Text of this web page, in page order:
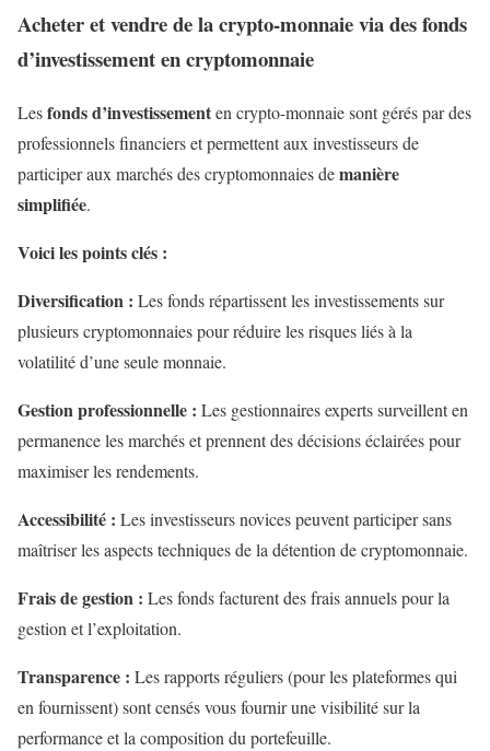
Acheter et vendre de la crypto-monnaie via des fonds
d’investissement en cryptomonnaie
Lesfonds d’investissementen crypto-monnaie sont gérés par des
professionnels financiers et permettent aux investisseurs de
participer aux marchés des cryptomonnaies demanière
simplifiée.
Voici les points clés :
Diversification : Les fonds répartissent les investissements sur
plusieurs cryptomonnaies pour réduire les risques liés à la
volatilité d’une seule monnaie.
Gestion professionnelle : Les gestionnaires experts surveillent en
permanence les marchés et prennent des décisions éclairées pour
maximiser les rendements.
Accessibilité : Les investisseurs novices peuvent participer sans
maîtriser les aspects techniques de la détention de cryptomonnaie.
Frais de gestion : Les fonds facturent des frais annuels pour la
gestion et l’exploitation.
Transparence : Les rapports réguliers (pour les plateformes qui
en fournissent) sont censés vous fournir une visibilité sur la
performance et la composition du portefeuille.